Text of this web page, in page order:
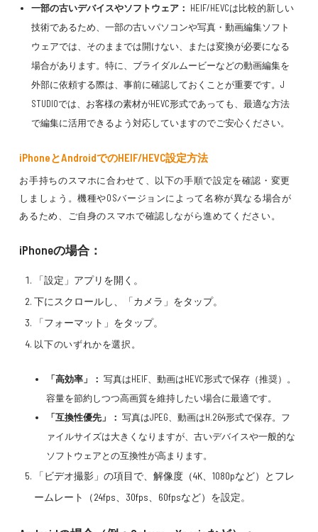
一部の古いデバイスやソフトウェア： HEIF/HEVCは比較的新しい
技術であるため、一部の古いパソコンや写真・動画編集ソフト
ウェアでは、そのままでは開けない、または変換が必要になる
場合があります。特に、ブライダルムービーなどの動画編集を
外部に依頼する際は、事前に確認しておくことが重要です。J
STUDIOでは、お客様の素材がHEVC形式であっても、最適な方法
で編集に活用できるよう対応していますのでご安心ください。
iPhoneとAndroidでのHEIF/HEVC設定方法
お手持ちのスマホに合わせて、以下の手順で設定を確認・変更
しましょう。機種やOSバージョンによって名称が異なる場合が
あるため、ご自身のスマホで確認しながら進めてください。
iPhoneの場合：
「設定」アプリを開く。
下にスクロールし、「カメラ」をタップ。
「フォーマット」をタップ。
以下のいずれかを選択。
「高効率」： 写真はHEIF、動画はHEVC形式で保存（推奨）。
容量を節約しつつ高画質を維持したい場合に最適です。
「互換性優先」： 写真はJPEG、動画はH.264形式で保存。フ
ァイルサイズは大きくなりますが、古いデバイスや一般的な
ソフトウェアとの互換性が高まります。
「ビデオ撮影」の項目で、解像度（4K、1080pなど）とフレ
ームレート（24fps、30fps、60fpsなど）を設定。